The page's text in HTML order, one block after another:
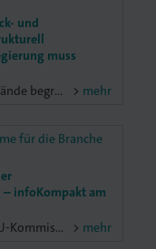
und
muss
Die dmpi – Industrieverbände begrüßen grundsätzlich die Bemühungen der Bundesregierung, mit einem Industriestrompreis die Wettbewerbsfähigkeit der deutschen Wirtschaft zu stärken. Das Ergebnis der bisherigen Ausarbeitung ist jedoch für Unternehmen wenig erfreulich. In seiner aktuellen Form benachteiligt der Industriestrompreis die Druck- und Verpackungsindustrie systematisch gegenüber anderen Branchen und Wettbewerbern und verfehlt damit seinen eigentlichen Zweck. Deshalb fordern wir eine Anpassung des Industriestrompreis, die die Interessen unserer Branchen berücksichtigt.
mehr
für die Branche
infoKompakt am
Bis Ende April wird die EU-Kommission einen Vorschlag über weitere Erleichterungen bei der EU-Entwaldungsverordnung (EUDR) vorlegen. Der BVDM informiert dazu in einem infoKompakt am 19. Mai 2026 exklusiv für Mitglieder der Verbände.
mehr